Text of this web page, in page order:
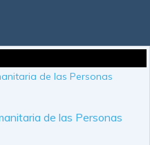
de las Personas